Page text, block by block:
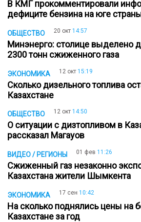
В КМГ прокомментировали
дефиците бензина на юге
ОБЩЕСТВО 20 окт 14:57
Минэнерго: столице выделено
2300 тонн сжиженного газа
ЭКОНОМИКА 12 окт 15:19
Сколько дизельного топлива
Казахстане
ОБЩЕСТВО 12 окт 14:50
О ситуации с дизтопливом в
рассказал Магауов
ВИДЕО / РЕГИОНЫ 01 фев 11:26
Сжиженный газ незаконно
Казахстана жители Шымкента
ЭКОНОМИКА 17 сен 10:42
На сколько поднялись цены на
Казахстане за год